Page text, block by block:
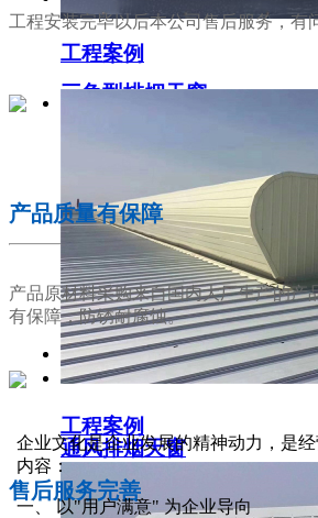
三角型排烟天窗
通风排烟天窗
工程案例
工程案例
工程安装完毕以后本公司售后服务，有
产品质量有保障
产品原材料采购来自国内大厂生产的产
有保障，防锈耐腐蚀。
03
售后服务完善
企业文化是企业发展的精神动力，是
内容：
一、 以"用户满意" 为企业导向